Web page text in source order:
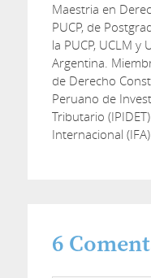
Maestria en
PUCP, de
la PUCP, UCLM
Argentina.
de Derecho
Peruano de
Tributario
Internacional
6